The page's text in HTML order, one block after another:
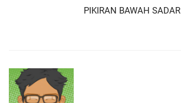
PIKIRAN BAWAH SADAR